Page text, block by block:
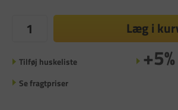
Læg i
Tilføj huskeliste +5%
Se fragtpriser